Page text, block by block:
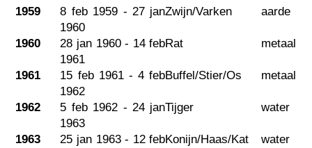
1959
8 feb 1959 - 27 jan
1960
Zwijn/Varken aarde
1960
28 jan 1960 - 14 feb
1961
Rat metaal
1961
15 feb 1961 - 4 feb
1962
Buffel/Stier/Os metaal
1962
5 feb 1962 - 24 jan
1963
Tijger water
1963
25 jan 1963 - 12 febKonijn/Haas/Kat water